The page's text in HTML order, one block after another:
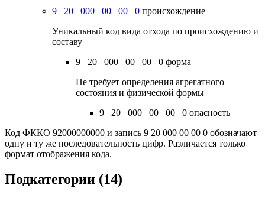
9
20 000 00 00 0 происхождение
Уникальный код вида отхода по происхождению и
составу
9
20 000 00 00 0 форма
Не требует определения агрегатного
состояния и физической формы
9
20 000 00 00 0 опасность
Код ФККО 92000000000 и запись 9 20 000 00 00 0 обозначают
одну и ту же последовательность цифр. Различается только
формат отображения кода.
Подкатегории (14)